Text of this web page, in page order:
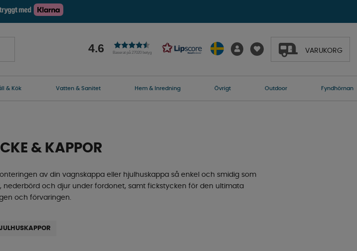
4.6 Baserat på 27020 betyg VARUKORG
& Kök Vatten & Sanitet Hem & Inredning Övrigt Outdoor Fyndhörnan
& KAPPOR
av din vagnskappa eller hjulhuskappa så enkel och smidig som
nederbörd och djur under fordonet, samt fickstycken för den ultimata
och förvaringen.